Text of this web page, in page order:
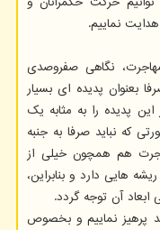
نماییم.
نگاهی صفروصدی
بعنوان پدیده ای بسیار
پدیده را به مثابه یک
که نباید صرفا به جنبه
هم همچون خیلی از
هایی دارد و بنابراین،
ابعاد آن توجه گردد.
پرهیز نماییم و بخصوص